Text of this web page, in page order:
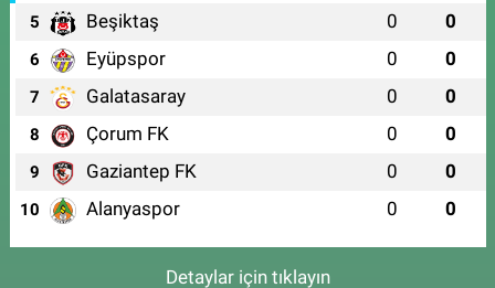
5 Beşiktaş 0 0
6 Eyüpspor 0 0
7 Galatasaray 0 0
8 Çorum FK 0 0
9 Gaziantep FK 0 0
10 Alanyaspor 0 0
Detaylar için tıklayın